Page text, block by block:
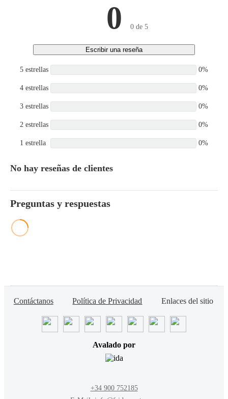
0 0 de 5
Escribir una reseña
5 estrellas 0%
4 estrellas 0%
3 estrellas 0%
2 estrellas 0%
1 estrella 0%
No hay reseñas de clientes
Preguntas y respuestas
Contáctanos Política de Privacidad Enlaces del sitio
Avalado por
+34 900 752185